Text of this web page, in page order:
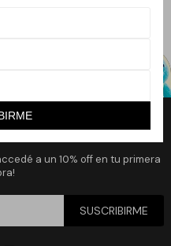
a un 10% off en tu primera
SUSCRIBIRME